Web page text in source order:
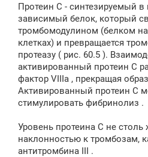
Протеин C - синтезируемый
зависимый белок, который
тромбомодулином (белком
клетках) и превращается
протеазу ( рис. 60.5 ).
активированный протеин С
фактор VIIIa , прекращая
Активированный протеин С
стимулировать фибринолиз .
Уровень протеина С не столь
наклонностью к тромбозам,
антитромбина III .